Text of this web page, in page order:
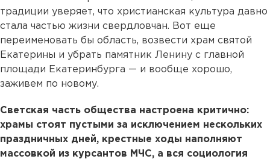
традиции уверяет, что христианская культура давно
стала частью жизни свердловчан. Вот еще
переименовать бы область, возвести храм святой
Екатерины и убрать памятник Ленину с главной
площади Екатеринбурга — и вообще хорошо,
заживем по новому.
Светская часть общества настроена критично:
храмы стоят пустыми за исключением нескольких
праздничных дней, крестные ходы наполняют
массовкой из курсантов МЧС, а вся социология